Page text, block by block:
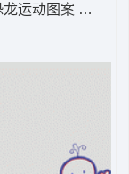
卡通恐龙运动